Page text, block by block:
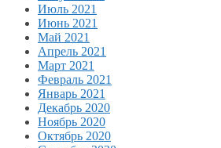
Июль 2021
Июнь 2021
Май 2021
Апрель 2021
Март 2021
Февраль 2021
Январь 2021
Декабрь 2020
Ноябрь 2020
Октябрь 2020